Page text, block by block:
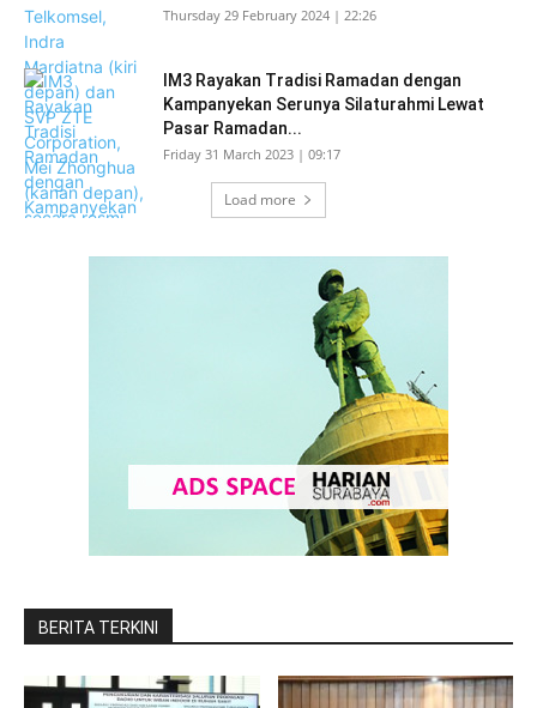
Thursday 29 February 2024 | 22:26
IM3 Rayakan Tradisi Ramadan dengan
Kampanyekan Serunya Silaturahmi Lewat
Pasar Ramadan...
Friday 31 March 2023 | 09:17
Load more
BERITA TERKINI